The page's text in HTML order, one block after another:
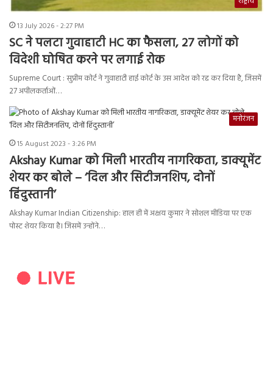
13 July 2026 - 2:27 PM
SC ने पलटा गुवाहाटी HC का फैसला, 27 लोगों को
विदेशी घोषित करने पर लगाई रोक
Supreme Court : सुप्रीम कोर्ट ने गुवाहाटी हाई कोर्ट के उस आदेश को रद्द कर दिया है, जिसमें
27 अपीलकर्ताओं…
मनोरंजन
15 August 2023 - 3:26 PM
Akshay Kumar को मिली भारतीय नागरिकता, डाक्यूमेंट
शेयर कर बोले – ‘दिल और सिटीजनशिप, दोनों
हिंदुस्तानी’
Akshay Kumar Indian Citizenship: हाल ही में अक्षय कुमार ने सोशल मीडिया पर एक
पोस्ट शेयर किया है। जिसमें उन्होंने…